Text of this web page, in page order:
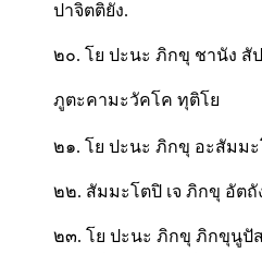
ปาจิตติยัง.
๒๐. โย ปะนะ ภิกขุ ชานัง สั
ภูตะคามะวัคโค ทุติโย
๒๑. โย ปะนะ ภิกขุ อะสัมมะ
๒๒. สัมมะโตปิ เจ ภิกขุ อัตถั
๒๓. โย ปะนะ ภิกขุ ภิกขุนูปั